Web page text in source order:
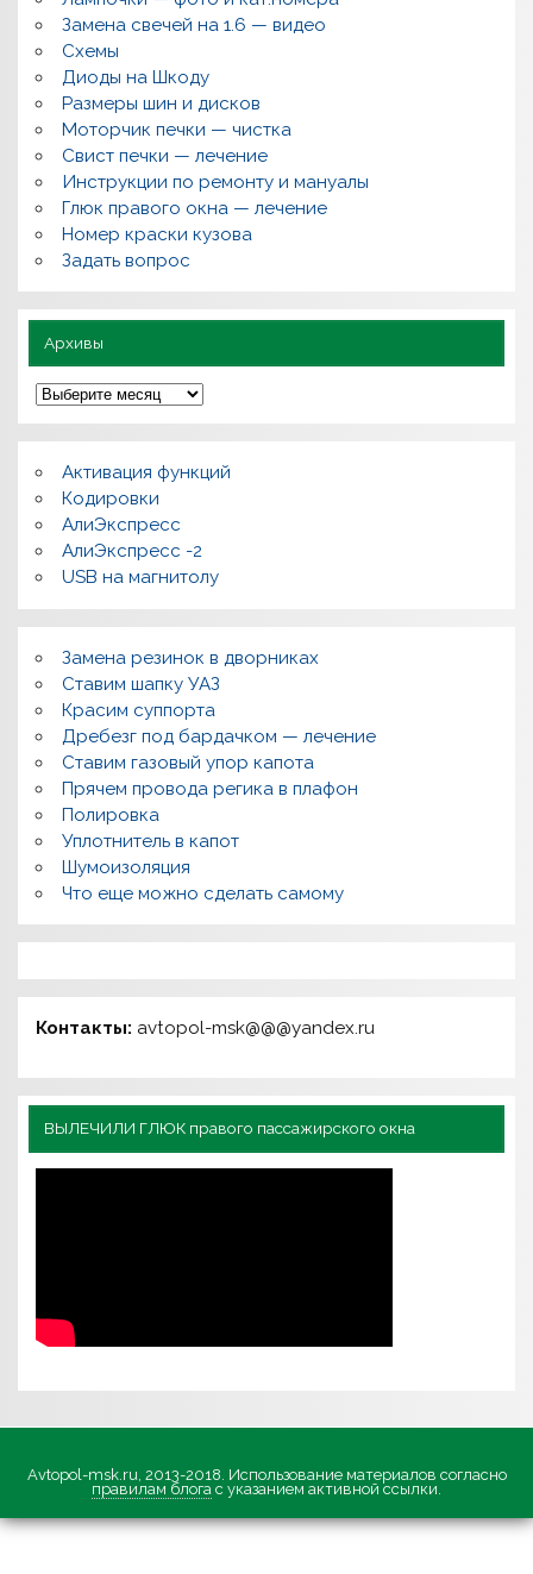
т
,
в
о
п
р
о
ы
,
о
л
з
Замена свечей на 1.6 — видео
Схемы
Диоды на Шкоду
Размеры шин и дисков
Моторчик печки — чистка
Свист печки — лечение
Инструкции по ремонту и мануалы
Глюк правого окна — лечение
Номер краски кузова
Задать вопрос
Архивы
А
р
х
и
ы
Активация функций
Кодировки
АлиЭкспресс
АлиЭкспресс -2
USB на магнитолу
Замена резинок в дворниках
Ставим шапку УАЗ
Красим суппорта
Дребезг под бардачком — лечение
Ставим газовый упор капота
Прячем провода регика в плафон
Полировка
Уплотнитель в капот
Шумоизоляция
Что еще можно сделать самому
Контакты: avtopol-msk@@@yandex.ru
ВЫЛЕЧИЛИ ГЛЮК правого пассажирского окна
Avtopol-msk.ru, 2013-2018. Использование материалов согласно
правилам блога с указанием активной ссылки.